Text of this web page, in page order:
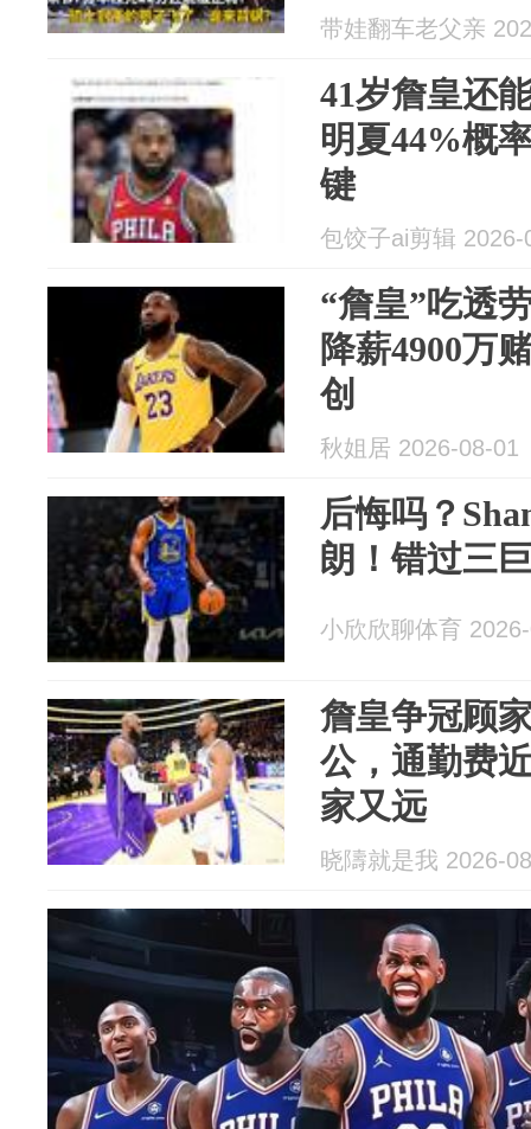
带娃翻车老父亲
41岁詹皇还
明夏44%概
键
包饺子ai剪辑 2026-
“詹皇”吃透
降薪4900万
创
秋姐居 2026-08-01
后悔吗？
朗！错过三
小欣欣聊体育
詹皇争冠顾
公，通勤费
家又远
晓隯就是我 2026-